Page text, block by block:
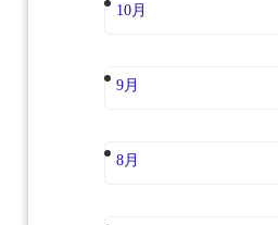
10月
9月
8月